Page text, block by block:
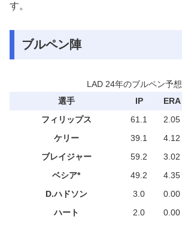
す。
ブルペン陣
LAD 24年のブルペン予想
選手
IP ERA
フィリップス
61.1 2.05
ケリー
39.1 4.12
ブレイジャー
59.2 3.02
ベシア*
49.2 4.35
D.ハドソン
3.0 0.00
ハート
2.0 0.00